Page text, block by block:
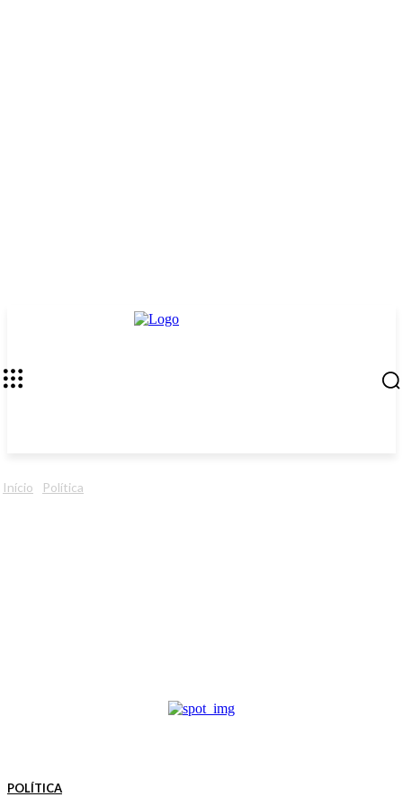
Início Política
POLÍTICA